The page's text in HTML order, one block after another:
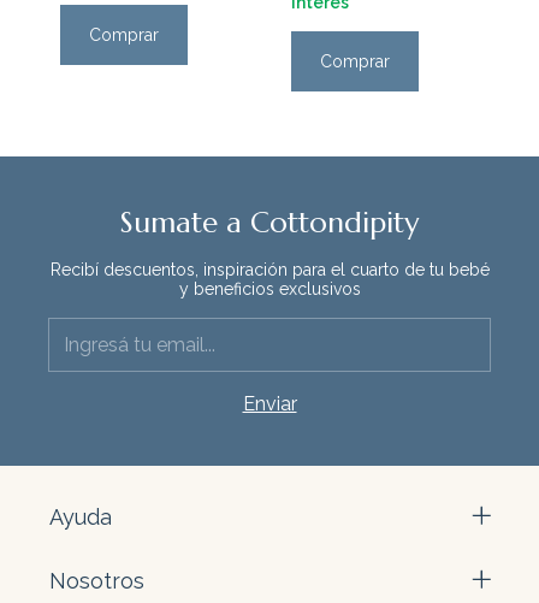
Comprar
Comprar
Sumate a Cottondipity
Recibí descuentos, inspiración para el cuarto de tu bebé
y beneficios exclusivos
Ayuda
Nosotros